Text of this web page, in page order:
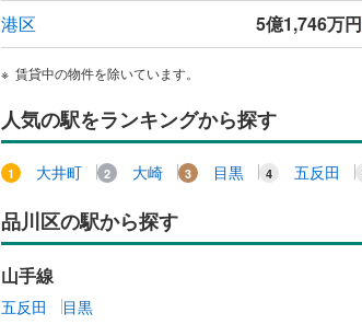
港区 5億1,746万円
賃貸中の物件を除いています。
人気の駅をランキングから探す
大井町 大崎 目黒 五反田
品川区の駅から探す
山手線
五反田 目黒